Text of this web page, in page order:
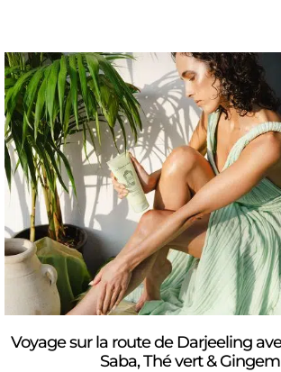
Voyage sur la route de Darjeeling
Saba, Thé vert &